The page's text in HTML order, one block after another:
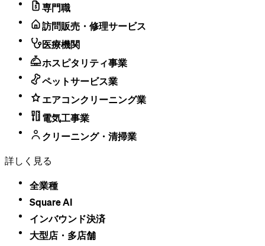
専門職
訪問販売・修理サービス
医療機関
ホスピタリティ事業
ペットサービス業
エアコンクリーニング業
電気工事業
クリーニング・清掃業
詳しく見る
全業種
Square AI
インバウンド決済
大型店・​多店舗